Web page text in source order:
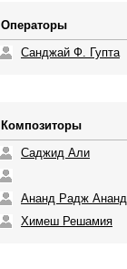
Операторы
Санджай Ф. Гупта
Композиторы
Саджид Али
Ананд Радж Ананд
Химеш Решамия